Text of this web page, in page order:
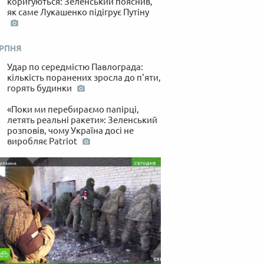
як саме Лукашенко підігрує Путіну
Удар по середмістю Павлограда:
кількість поранених зросла до п'яти,
горять будинки
«Поки ми перебираємо папірці,
летять реальні ракети»: Зеленський
розповів, чому Україна досі не
виробляє Patriot